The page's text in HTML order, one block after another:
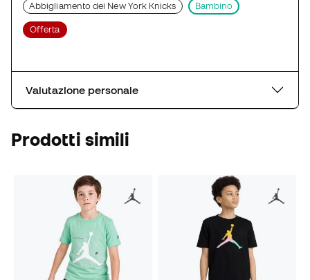
Abbigliamento dei New York Knicks Bambino
Offerta
Valutazione personale
Prodotti simili